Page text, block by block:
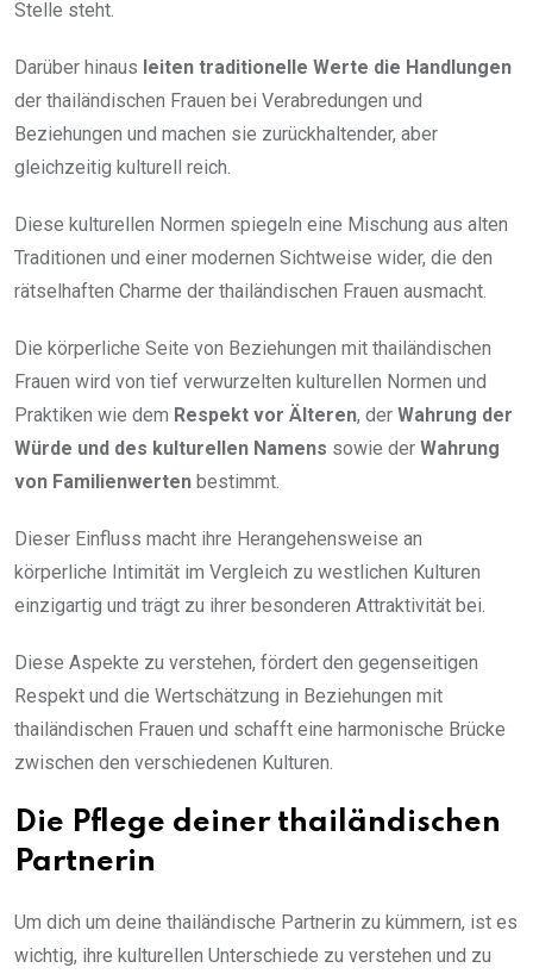
Stelle steht.
Darüber hinaus leiten traditionelle Werte die Handlungen
der thailändischen Frauen bei Verabredungen und
Beziehungen und machen sie zurückhaltender, aber
gleichzeitig kulturell reich.
Diese kulturellen Normen spiegeln eine Mischung aus alten
Traditionen und einer modernen Sichtweise wider, die den
rätselhaften Charme der thailändischen Frauen ausmacht.
Die körperliche Seite von Beziehungen mit thailändischen
Frauen wird von tief verwurzelten kulturellen Normen und
Praktiken wie dem Respekt vor Älteren, der Wahrung der
Würde und des kulturellen Namens sowie der Wahrung
von Familienwerten bestimmt.
Dieser Einfluss macht ihre Herangehensweise an
körperliche Intimität im Vergleich zu westlichen Kulturen
einzigartig und trägt zu ihrer besonderen Attraktivität bei.
Diese Aspekte zu verstehen, fördert den gegenseitigen
Respekt und die Wertschätzung in Beziehungen mit
thailändischen Frauen und schafft eine harmonische Brücke
zwischen den verschiedenen Kulturen.
Die Pflege deiner thailändischen
Partnerin
Um dich um deine thailändische Partnerin zu kümmern, ist es
wichtig, ihre kulturellen Unterschiede zu verstehen und zu